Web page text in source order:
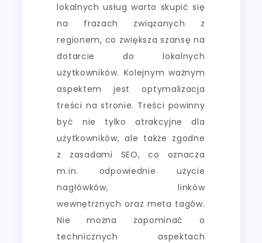
lokalnych usług warto skupić się
na frazach związanych z
regionem, co zwiększa szansę na
dotarcie do lokalnych
użytkowników. Kolejnym ważnym
aspektem jest optymalizacja
treści na stronie. Treści powinny
być nie tylko atrakcyjne dla
użytkowników, ale także zgodne
z zasadami SEO, co oznacza
m.in. odpowiednie użycie
nagłówków, linków
wewnętrznych oraz meta tagów.
Nie można zapominać o
technicznych aspektach